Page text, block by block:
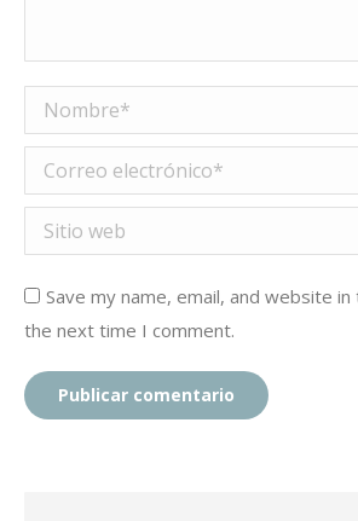
Nombre *
Correo electrónico *
Sitio web
Save my name, email, and website
the next time I comment.
Publicar comentario